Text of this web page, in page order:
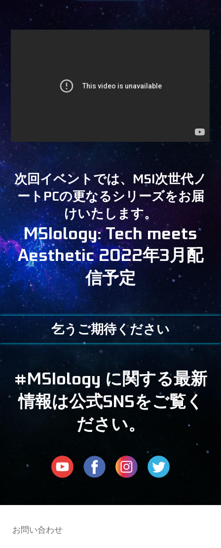
次回イベントでは、MSI次世代ノ
ートPCの更なるシリーズをお届
けいたします。
MSIology: Tech meets
Aesthetic 2022年3月配
信予定
乞うご期待ください
#MSIology に関する最新
情報は公式SNSをご覧く
ださい。
お問い合わせ